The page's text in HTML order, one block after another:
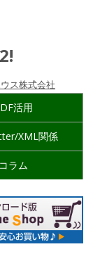
ス株式会社
活用
XML関係
コラム